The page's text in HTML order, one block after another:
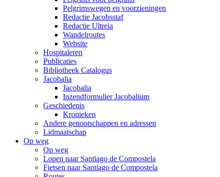
Pelgrimswegen en voorzieningen
Redactie Jacobsstaf
Redactie Ultreia
Wandelroutes
Website
Hospitaleren
Publicaties
Bibliotheek Catalogus
Jacobalia
Jacobalia
Inzendformulier Jacobalium
Geschiedenis
Kronieken
Andere genootschappen en adressen
Lidmaatschap
Op weg
Op weg
Lopen naar Santiago de Compostela
Fietsen naar Santiago de Compostela